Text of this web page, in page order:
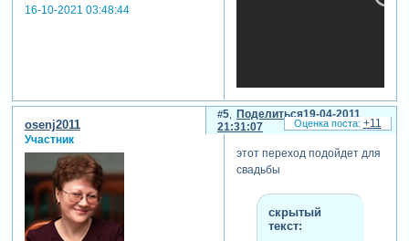
16-10-2021 03:48:44
отредактировано osenj2011
(06-06-2011 17:00:34)
Поделиться
5
19-04-2011
21:31:07
osenj2011
Участник
этот переход подойдет для
свадьбы
скрытый
текст:
+11